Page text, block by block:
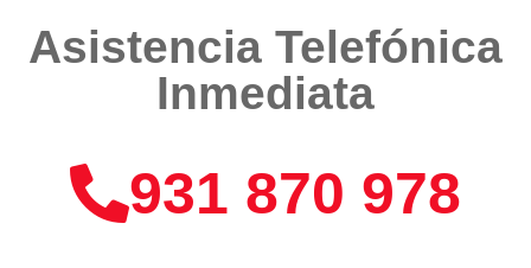
Asistencia Telefónica
Inmediata
931 870 978